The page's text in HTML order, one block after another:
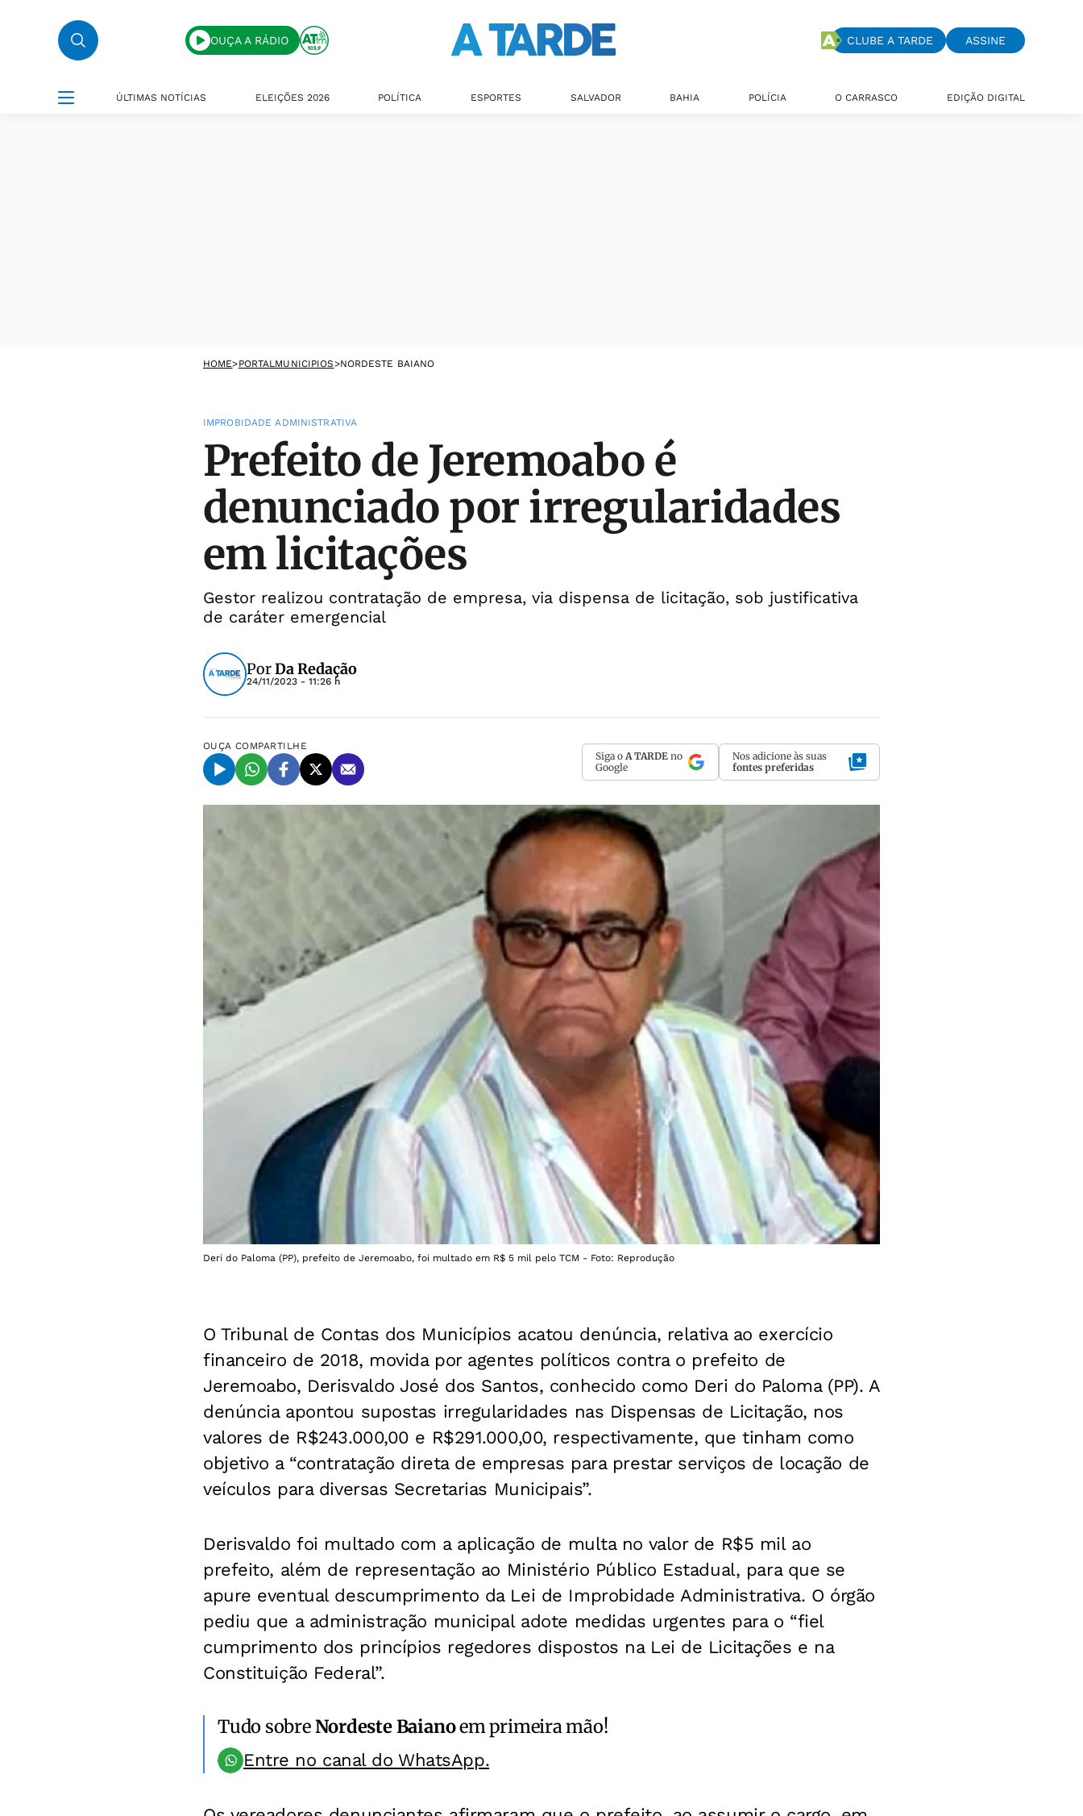
OUÇA A RÁDIO CLUBE A TARDE ASSINE
ÚLTIMAS NOTÍCIAS ELEIÇÕES 2026 POLÍTICA ESPORTES SALVADOR BAHIA POLÍCIA O CARRASCO EDIÇÃO DIGITAL
HOME>PORTALMUNICIPIOS>NORDESTE BAIANO
IMPROBIDADE ADMINISTRATIVA
Prefeito de Jeremoabo é
denunciado por irregularidades
em licitações
Gestor realizou contratação de empresa, via dispensa de licitação, sob justificativa
de caráter emergencial
PorDa Redação
24/11/2023 - 11:26 h
OUÇA COMPARTILHE
Siga o A TARDE no
Google
Nos adicione às suas
fontes preferidas
Deri do Paloma (PP), prefeito de Jeremoabo, foi multado em R$ 5 mil pelo TCM - Foto: Reprodução
O Tribunal de Contas dos Municípios acatou denúncia, relativa ao exercício
financeiro de 2018, movida por agentes políticos contra o prefeito de
Jeremoabo, Derisvaldo José dos Santos, conhecido como Deri do Paloma (PP). A
denúncia apontou supostas irregularidades nas Dispensas de Licitação, nos
valores de R$243.000,00 e R$291.000,00, respectivamente, que tinham como
objetivo a “contratação direta de empresas para prestar serviços de locação de
veículos para diversas Secretarias Municipais”.
Derisvaldo foi multado com a aplicação de multa no valor de R$5 mil ao
prefeito, além de representação ao Ministério Público Estadual, para que se
apure eventual descumprimento da Lei de Improbidade Administrativa. O órgão
pediu que a administração municipal adote medidas urgentes para o “fiel
cumprimento dos princípios regedores dispostos na Lei de Licitações e na
Constituição Federal”.
Tudo sobreNordeste Baianoem primeira mão!
Entre no canal do WhatsApp.